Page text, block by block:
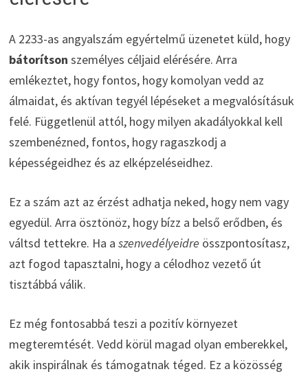
A 2233-as angyalszám egyértelmű üzenetet küld, hogy
bátorítson személyes céljaid elérésére. Arra
emlékeztet, hogy fontos, hogy komolyan vedd az
álmaidat, és aktívan tegyél lépéseket a megvalósításuk
felé. Függetlenül attól, hogy milyen akadályokkal kell
szembenézned, fontos, hogy ragaszkodj a
képességeidhez és az elképzeléseidhez.
Ez a szám azt az érzést adhatja neked, hogy nem vagy
egyedül. Arra ösztönöz, hogy bízz a belső erődben, és
váltsd tettekre. Ha a szenvedélyeidre összpontosítasz,
azt fogod tapasztalni, hogy a célodhoz vezető út
tisztábbá válik.
Ez még fontosabbá teszi a pozitív környezet
megteremtését. Vedd körül magad olyan emberekkel,
akik inspirálnak és támogatnak téged. Ez a közösség